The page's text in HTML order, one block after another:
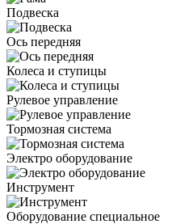
Подвеска
Ось передняя
Колеса и ступицы
Рулевое управление
Тормозная система
Электро оборудование
Инструмент
Оборудование специальное